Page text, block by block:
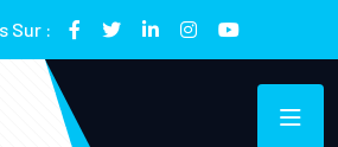
Sur :